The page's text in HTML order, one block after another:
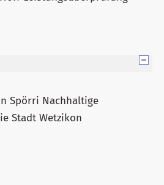
Spörri Nachhaltige
Stadt Wetzikon